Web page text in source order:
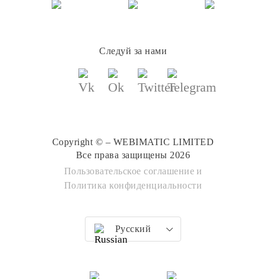
Следуй за нами
Copyright © – WEBIMATIC LIMITED
Все права защищены 2026
Пользовательское соглашение и
Политика конфиденциальности
Русский